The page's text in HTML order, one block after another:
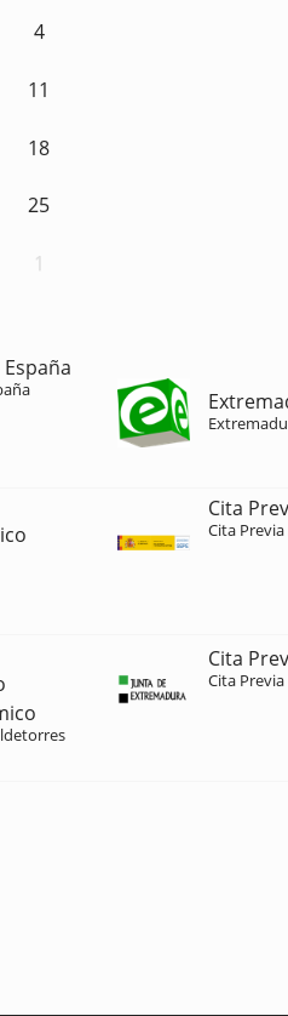
4
11
18
25
1
Cita
Cita Previa
Cita
Cita Previa